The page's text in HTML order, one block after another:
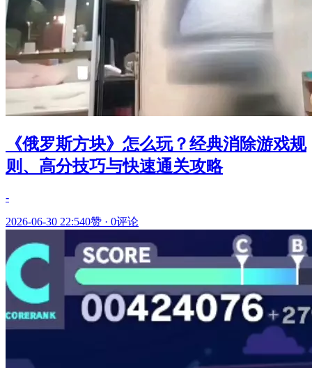
《俄罗斯方块》怎么玩？经典消除游戏规
则、高分技巧与快速通关攻略
-
2026-06-30 22:540赞 · 0评论